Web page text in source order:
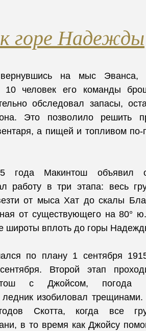
горе Надежды
на мыс Эванса,
человек его команды
обследовал запасы,
Это позволило решить
а пищей и топливом
года Макинтош
работу в три этапа: весь
от мыса Хат до скалы
от существующего на 80°
широты вплоть до горы
по плану 1 сентября
Второй этап
с Джойсом, погода
изобиловал
Скотта, когда все
в то время как Джойсу